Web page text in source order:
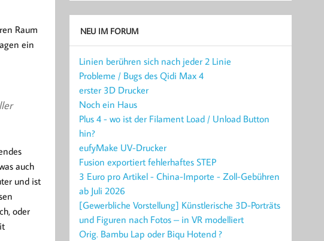
Raum
ein
auch
und ist
oder
NEU IM FORUM
Linien berühren sich nach jeder 2 Linie
Probleme / Bugs des Qidi Max 4
erster 3D Drucker
Noch ein Haus
Plus 4 - wo ist der Filament Load / Unload Button
hin?
eufyMake UV-Drucker
Fusion exportiert fehlerhaftes STEP
3 Euro pro Artikel - China-Importe - Zoll-Gebühren
ab Juli 2026
[Gewerbliche Vorstellung] Künstlerische 3D-Porträts
und Figuren nach Fotos – in VR modelliert
Orig. Bambu Lap oder Biqu Hotend ?